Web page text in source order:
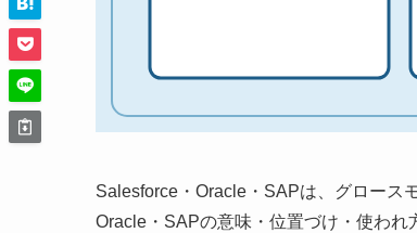
Salesforce・Oracle・SAPは、グロース
Oracle・SAPの意味・位置づけ・使われ